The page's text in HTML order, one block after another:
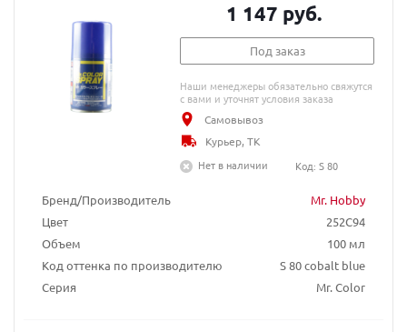
Бренд/Производитель
Mr. Hobby
Цвет
252C94
Объем
100 мл
Код оттенка по производителю
S 80 cobalt blue
Серия
Mr. Color
1 147 руб.
Под заказ
Наши менеджеры обязательно свяжутся
с вами и уточнят условия заказа
Самовывоз
Курьер, ТК
Нет в наличии
Код: S 80